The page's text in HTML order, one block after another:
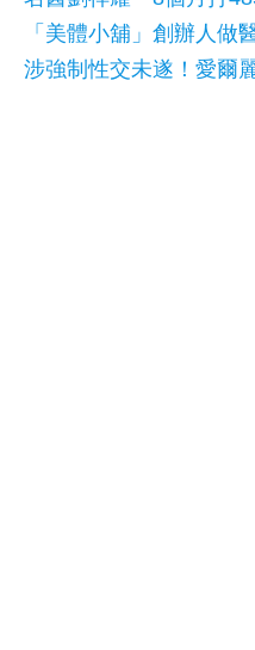
「美體小舖」創辦人做
涉強制性交未遂！愛爾